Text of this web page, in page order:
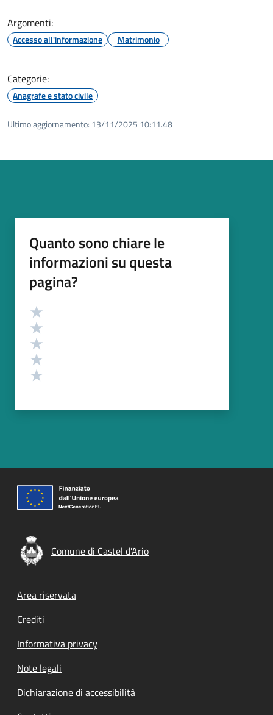
Argomenti:
Accesso all'informazione Matrimonio
Categorie:
Anagrafe e stato civile
Ultimo aggiornamento: 13/11/2025 10:11.48
Quanto sono chiare le
informazioni su questa
pagina?
Valutazione
Comune di Castel d'Ario
Footer menu
Area riservata
Crediti
Informativa privacy
Note legali
Dichiarazione di accessibilità